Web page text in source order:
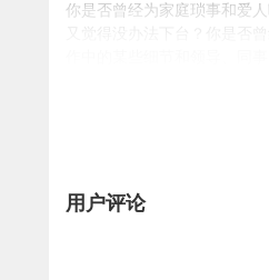
你是否曾经为家庭琐事和爱
作中的某些细节和领导、同
生任何的冲突，但这只是一
如何解决冲突已成为人生必
金雪莲
用户评论